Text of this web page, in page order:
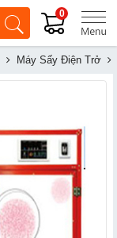
0
Máy Sấy Điện Trở